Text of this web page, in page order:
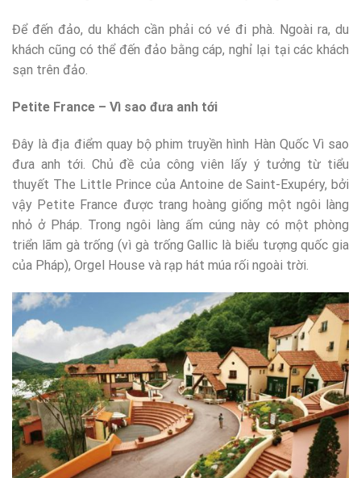
Để đến đảo, du khách cần phải có vé đi phà. Ngoài ra, du
khách cũng có thể đến đảo bằng cáp, nghỉ lại tại các khách
sạn trên đảo.
Petite France – Vì sao đưa anh tới
Đây là địa điểm quay bộ phim truyền hình Hàn Quốc Vì sao
đưa anh tới. Chủ đề của công viên lấy ý tưởng từ tiểu
thuyết The Little Prince của Antoine de Saint-Exupéry, bởi
vậy Petite France được trang hoàng giống một ngôi làng
nhỏ ở Pháp. Trong ngôi làng ấm cúng này có một phòng
triển lãm gà trống (vì gà trống Gallic là biểu tượng quốc gia
của Pháp), Orgel House và rạp hát múa rối ngoài trời.